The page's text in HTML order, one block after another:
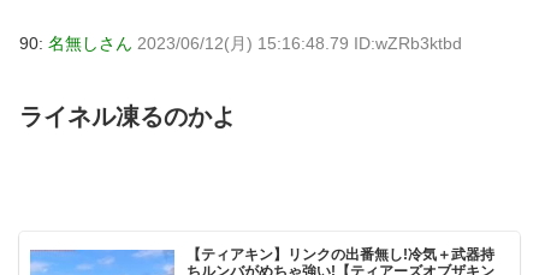
90: 名無しさん 2023/06/12(月) 15:16:48.79 ID:wZRb3ktbd
ライネル凍るのかよ
【ティアキン】リンクの出番無し!冷気＋武器持
ちルンバがめちゃ強い!【ティアーズオブザキン